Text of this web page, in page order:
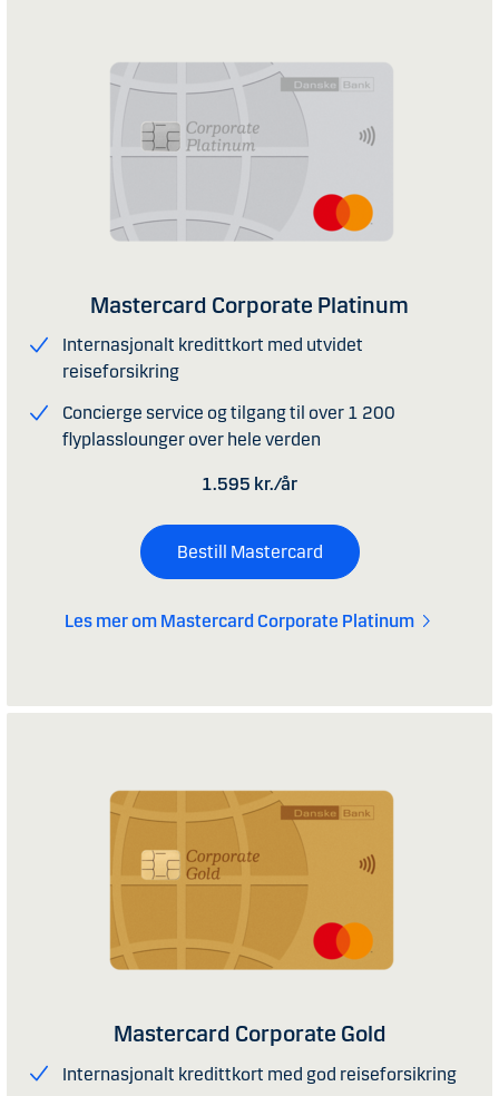
Mastercard Corporate Platinum
Internasjonalt kredittkort med utvidet
reiseforsikring
Concierge service og tilgang til over 1 200
flyplasslounger over hele verden
1.595 kr./år
Bestill Mastercard
Les mer om Mastercard Corporate Platinum
Mastercard Corporate Gold
Internasjonalt kredittkort med god reiseforsikring